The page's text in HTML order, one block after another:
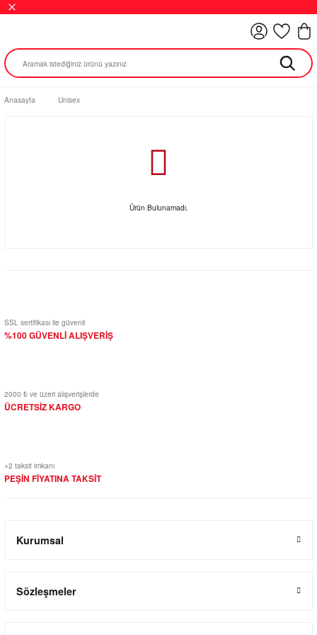
Anasayfa Unisex
Ürün Bulunamadı.
SSL sertifikası ile güvenli
%100 GÜVENLİ ALIŞVERİŞ
2000 ₺ ve üzeri alışverişlerde
ÜCRETSİZ KARGO
+2 taksit imkanı
PEŞİN FİYATINA TAKSİT
Kurumsal
Sözleşmeler